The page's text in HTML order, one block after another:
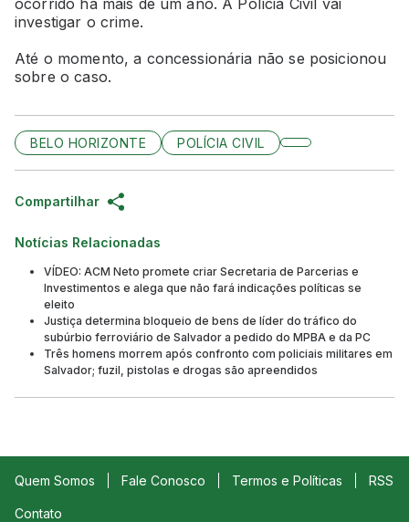
investigar o crime.
Até o momento, a concessionária não se posicionou
sobre o caso.
BELO HORIZONTE POLÍCIA CIVIL
Compartilhar
Notícias Relacionadas
VÍDEO: ACM Neto promete criar Secretaria de Parcerias e
Investimentos e alega que não fará indicações políticas se
eleito
Justiça determina bloqueio de bens de líder do tráfico do
subúrbio ferroviário de Salvador a pedido do MPBA e da PC
Três homens morrem após confronto com policiais militares em
Salvador; fuzil, pistolas e drogas são apreendidos
Quem Somos Fale Conosco Termos e Políticas RSS
Contato